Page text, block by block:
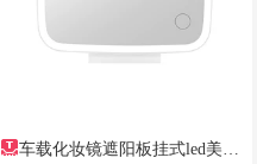
车载化妆镜遮阳板挂式led美颜